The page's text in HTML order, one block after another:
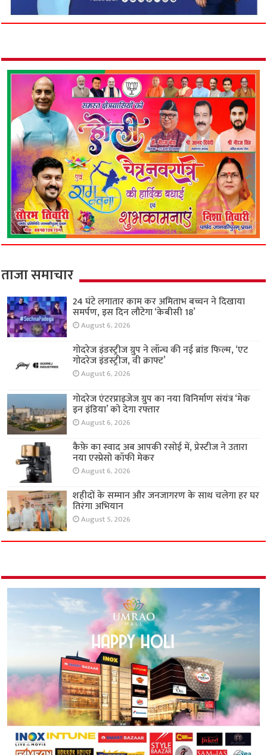
ताजा समाचार
24 घंटे लगातार काम कर अमिताभ बच्चन ने दिखाया
समर्पण, इस दिन लौटेगा ‘केबीसी 18’
August 6, 2026
गोदरेज इंडस्ट्रीज ग्रुप ने लॉन्च की नई ब्रांड फिल्म, ‘एट
गोदरेज इंडस्ट्रीज, वी क्राफ्ट’
August 6, 2026
गोदरेज एंटरप्राइजेज ग्रुप का नया विनिर्माण संयंत्र ‘मेक
इन इंडिया’ को देगा रफ्तार
August 6, 2026
कैफ़े का स्वाद अब आपकी रसोई में, प्रेस्टीज ने उतारा
नया एस्प्रेसो कॉफी मेकर
August 6, 2026
शहीदों के सम्मान और जनजागरण के साथ चलेगा हर घर
तिरंगा अभियान
August 5, 2026